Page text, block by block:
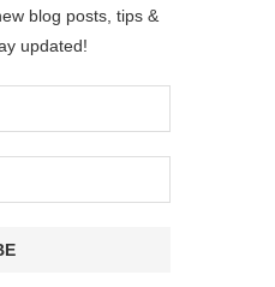
blog posts, tips &
updated!